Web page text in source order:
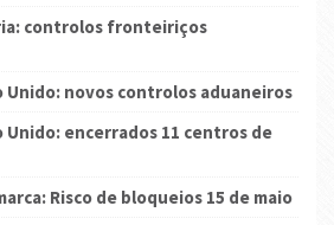
controlos fronteiriços
Unido: novos controlos aduaneiros
Unido: encerrados 11 centros de
Risco de bloqueios 15 de maio